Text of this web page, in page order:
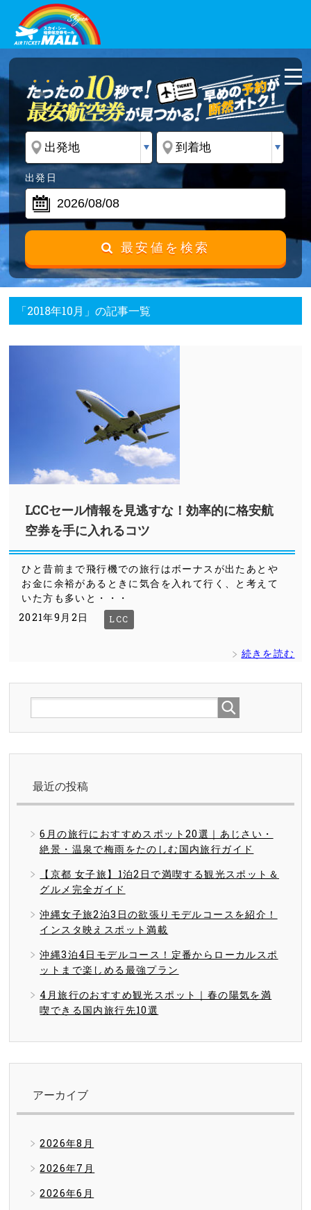
出発日
最安値を検索
「2018年10月」の記事一覧
LCCセール情報を見逃すな！効率的に格安航
空券を手に入れるコツ
ひと昔前まで飛行機での旅行はボーナスが出たあとや
お金に余裕があるときに気合を入れて行く、と考えて
いた方も多いと・・・
2021年9月2日
LCC
続きを読む
最近の投稿
6月の旅行におすすめスポット20選｜あじさい・
絶景・温泉で梅雨をたのしむ国内旅行ガイド
【京都 女子旅】1泊2日で満喫する観光スポット＆
グルメ完全ガイド
沖縄女子旅2泊3日の欲張りモデルコースを紹介！
インスタ映えスポット満載
沖縄3泊4日モデルコース！定番からローカルスポ
ットまで楽しめる最強プラン
4月旅行のおすすめ観光スポット｜春の陽気を満
喫できる国内旅行先10選
アーカイブ
2026年8月
2026年7月
2026年6月